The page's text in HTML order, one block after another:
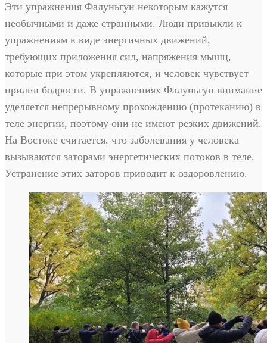
Эти упражнения Фалуньгун некоторым кажутся
необычными и даже странными. Люди привыкли к
упражнениям в виде энергичных движений,
требующих приложения сил, напряжения мышц,
которые при этом укрепляются, и человек чувствует
прилив бодрости. В упражнениях Фалуньгун внимание
уделяется непрерывному прохождению (протеканию) в
теле энергии, поэтому они не имеют резких движений.
На Востоке считается, что заболевания у человека
вызываются заторами энергетических потоков в теле.
Устранение этих заторов приводит к оздоровлению.